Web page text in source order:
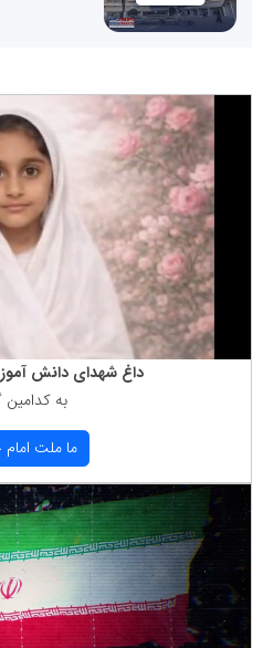
داغ شهدای دانش
به كدامین
ما ملت